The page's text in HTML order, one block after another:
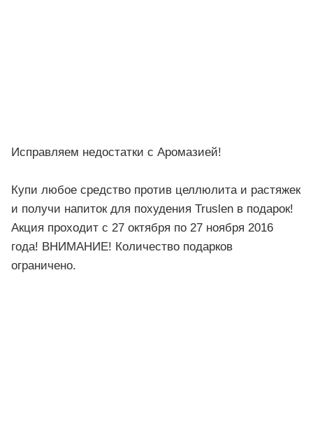
Исправляем недостатки с Аромазией!
Купи любое средство против целлюлита и растяжек
и получи напиток для похудения Truslen в подарок!
Акция проходит с 27 октября по 27 ноября 2016
года! ВНИМАНИЕ! Количество подарков
ограничено.